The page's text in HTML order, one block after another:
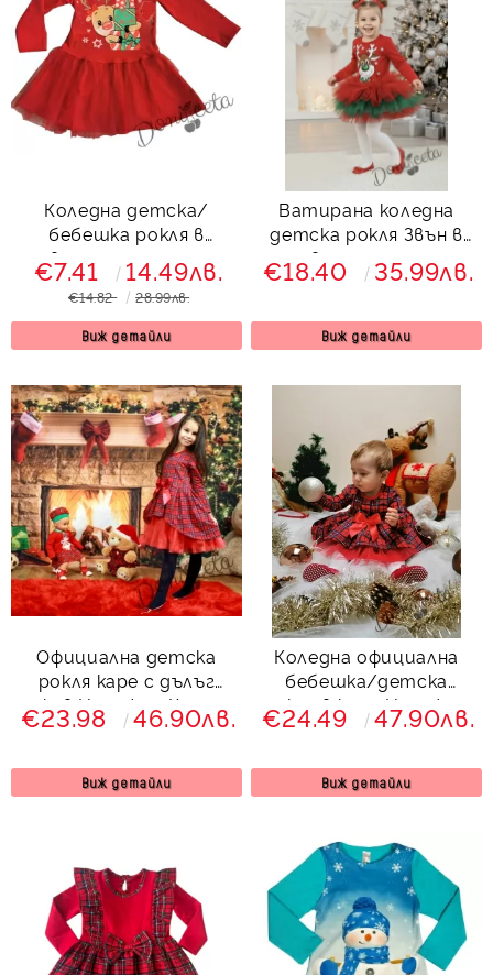
Коледна детска/
бебешка рокля в
червено с тюл с елен с
подаръци
€7.41 14.49лв.
€14.82 28.99лв.
Виж детайли
Ватирана коледна
детска рокля Звън в
червено и зелено с
тюл с еленче отпред
€18.40 35.99лв.
Виж детайли
Официална детска
рокля каре с дълъг
ръкав Надежда Карена
€23.98 46.90лв.
Виж детайли
Коледна официална
бебешка/детска
рокля в каре Надежда
с дълъг ръкав и тюл в
€24.49 47.90лв.
Виж детайли